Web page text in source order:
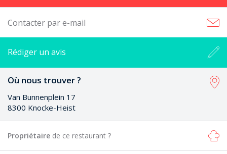
Contacter par e-mail
Rédiger un avis
Où nous trouver ?
Van Bunnenplein 17
8300 Knocke-Heist
Propriétaire de ce restaurant ?